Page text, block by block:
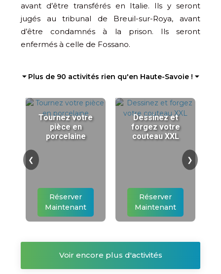
avant d’être transférés en Italie. Ils y seront
jugés au tribunal de Breuil-sur-Roya, avant
d’être condamnés à la prison. Ils seront
enfermés à celle de Fossano.
⏷ Plus de 90 activités rien qu'en Haute-Savoie ! ⏷
Tournez votre
pièce en
porcelaine
Réserver
Maintenant
Dessinez et
forgez votre
couteau XXL
Réserver
Maintenant
❮ ❯
Voir encore plus d'activités